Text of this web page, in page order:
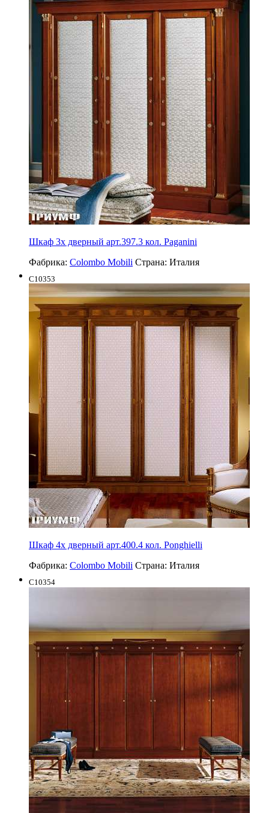
Шкаф 3х дверный арт.397.3 кол. Paganini
Фабрика: Colombo Mobili Страна: Италия
C10353
Шкаф 4х дверный арт.400.4 кол. Ponghielli
Фабрика: Colombo Mobili Страна: Италия
C10354